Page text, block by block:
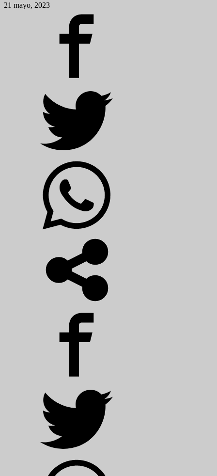
21 mayo, 2023